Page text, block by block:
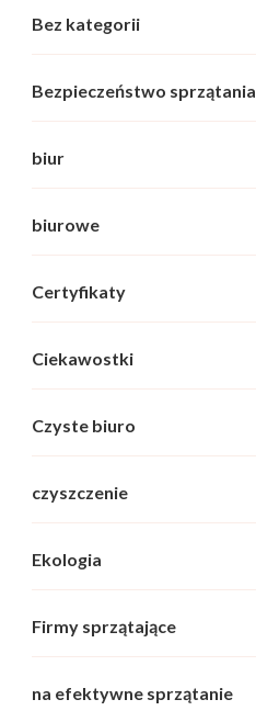
Bez kategorii
Bezpieczeństwo sprzątania
biur
biurowe
Certyfikaty
Ciekawostki
Czyste biuro
czyszczenie
Ekologia
Firmy sprzątające
na efektywne sprzątanie